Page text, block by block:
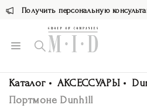
Получить персональную
Каталог АКСЕССУАРЫ
Портмоне Dunhill